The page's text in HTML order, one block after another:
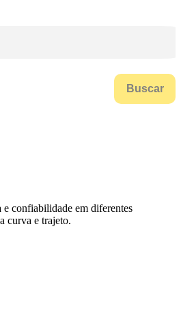
Buscar
e confiabilidade em diferentes
curva e trajeto.